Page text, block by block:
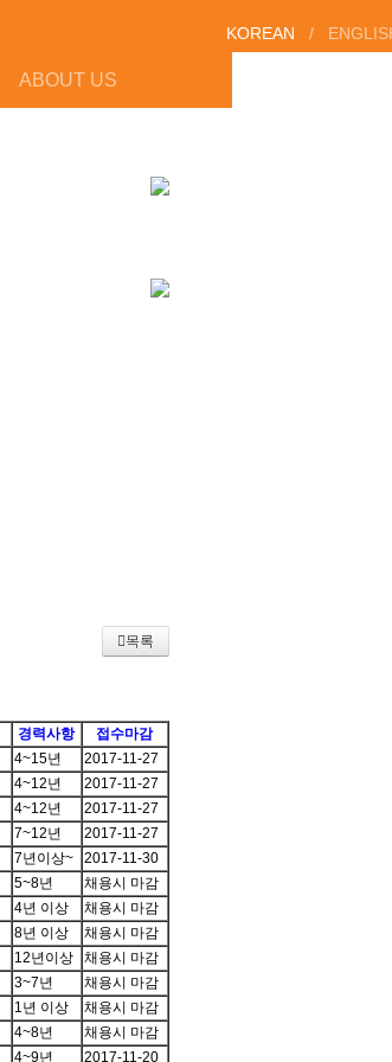
KOREAN /
ABOUT US
목록
경력사항
접수마감
4~15년
2017-11-27
4~12년
2017-11-27
4~12년
2017-11-27
7~12년
2017-11-27
7년이상~
2017-11-30
5~8년
채용시 마감
4년 이상
채용시 마감
8년 이상
채용시 마감
12년이상
채용시 마감
3~7년
채용시 마감
1년 이상
채용시 마감
4~8년
채용시 마감
4~9년 2017-11-20